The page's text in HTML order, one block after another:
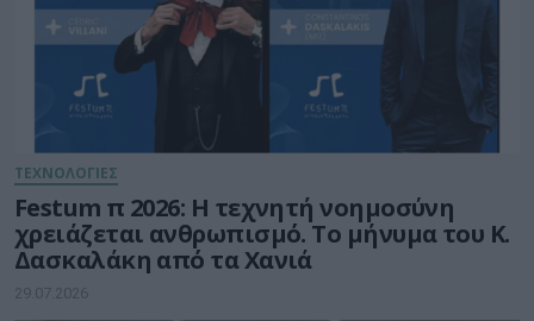
ΤΕΧΝΟΛΟΓΙΕΣ
Festum π 2026: Η τεχνητή νοημοσύνη
χρειάζεται ανθρωπισμό. Το μήνυμα του Κ.
Δασκαλάκη από τα Χανιά
29.07.2026